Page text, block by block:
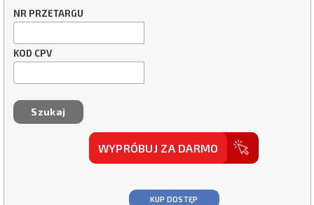
NR PRZETARGU
KOD CPV
WYPRÓBUJ ZA DARMO
KUP DOSTĘP